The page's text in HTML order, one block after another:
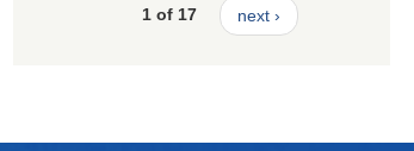
1 of 17 next ›